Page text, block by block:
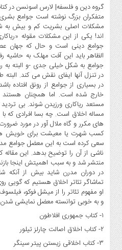
گروه دین و فلسفه| لارس اسونسن در
متفکران بزرگ نوشته است جوامع بشری
مشکلات اصلی بشریت کم و بیش به
اند! یکی از این مشکلات مقوله
جوامع دینی است و حال که جهان
الظاهر باید این آفت مهلک به حاشیه
جوامع به شکل خیلی جدی -و البته به
در تنزل آنها ایفای نقش می کند.
در بسیاری از جوامع از رونق افتاده
خارج شده است. اما همچنان
مستعد ریاکاری ورزیدن شوند. بی تردید
مساله اخلاق است. چه بسا افرادی که
های مکرر و گاه ملال آور در مورد
کسب شهرت یا معیشت برای خویش
سعی کرده است به این معضل جوامع
ناشی از آن را توضیح بدهد. این مقاله
منتشر شد و به سبب اهمیتش اینجا
در دوران مدرن شاید بیش از آنکه
تماشاگر تئاتر اخلاق هستیم که
او مفهوم تئاتر را از میشل فوکو،
و به خوبی توانسته معضل نمایشی
۱- کتاب جمهوری افلاطون
۲- کتاب اخلاق اصالت چارلز تیلور
۳- کتاب اخلاقی زیستن پیتر سینگر